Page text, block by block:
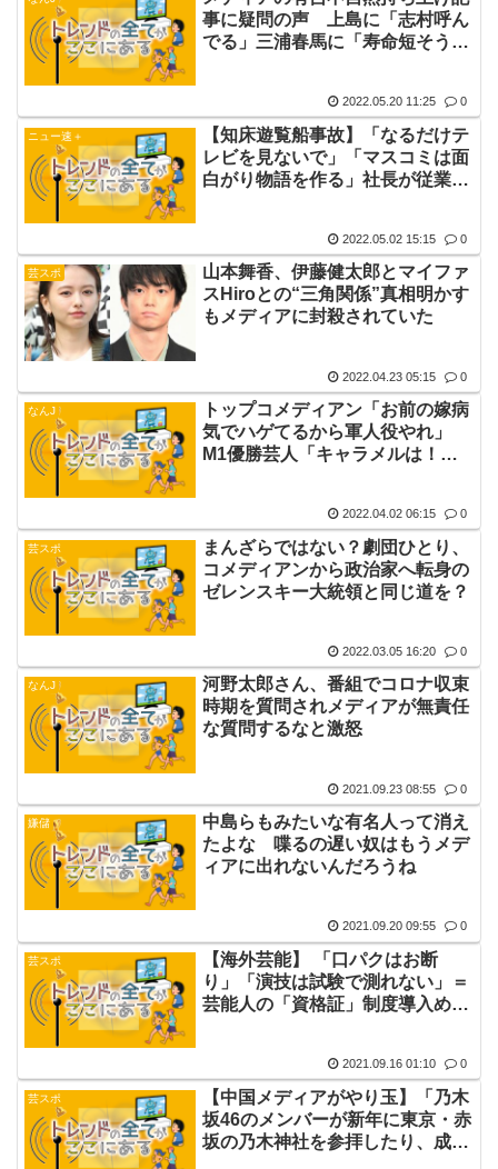
事に疑問の声 上島に「志村呼ん
でる」三浦春馬に「寿命短そう」
2022.05.20 11:25 0
ニュー速＋
【知床遊覧船事故】「なるだけテ
レビを見ないで」「マスコミは面
白がり物語を作る」社長が従業員
2022.05.02 15:15 0
芸スポ
山本舞香、伊藤健太郎とマイファ
スHiroとの“三角関係”真相明かす
もメディアに封殺されていた
2022.04.23 05:15 0
なんJ
トップコメディアン「お前の嫁病
気でハゲてるから軍人役やれ」
M1優勝芸人「キャラメルは！銀
2022.04.02 06:15 0
芸スポ
まんざらではない？劇団ひとり、
コメディアンから政治家へ転身の
ゼレンスキー大統領と同じ道を？
2022.03.05 16:20 0
なんJ
河野太郎さん、番組でコロナ収束
時期を質問されメディアが無責任
な質問するなと激怒
2021.09.23 08:55 0
嫌儲
中島らもみたいな有名人って消え
たよな 喋るの遅い奴はもうメデ
ィアに出れないんだろうね
2021.09.20 09:55 0
芸スポ
【海外芸能】 「口パクはお断
り」「演技は試験で測れない」＝
芸能人の「資格証」制度導入めぐ
2021.09.16 01:10 0
芸スポ
【中国メディアがやり玉】「乃木
坂46のメンバーが新年に東京・赤
坂の乃木神社を参拝したり、成人